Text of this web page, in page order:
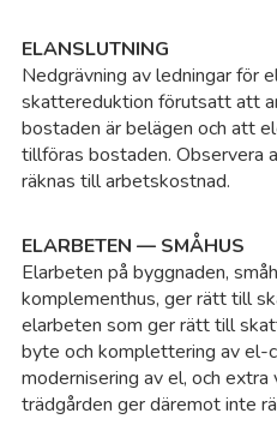
ELANSLUTNING
Nedgrävning av ledningar för
skattereduktion förutsatt att
bostaden är belägen och att
tillföras bostaden. Observera
räknas till arbetskostnad.
ELARBETEN — SMÅHUS
Elarbeten på byggnaden,
komplementhus, ger rätt till
elarbeten som ger rätt till
byte och komplettering av el-
modernisering av el, och
trädgården ger däremot inte